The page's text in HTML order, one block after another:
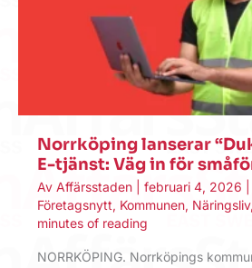
Norrköping lanserar
E-tjänst: Väg in för
Av Affärsstaden februari 4, 2026
Företagsnytt, Kommunen, Näringsliv,
minutes of reading
NORRKÖPING. Norrköpings